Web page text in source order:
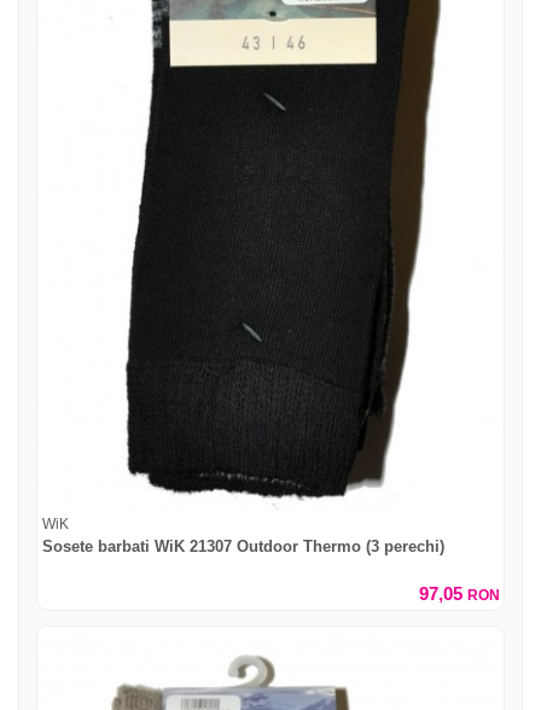
WiK
Sosete barbati WiK 21307 Outdoor Thermo (3 perechi)
97,05 RON